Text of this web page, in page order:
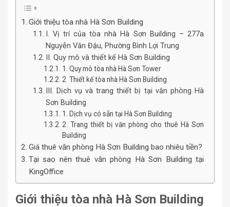
Giới thiệu tòa nhà Hà Sơn Building
I. Vị trí của tòa nhà Hà Sơn Building – 277a
Nguyễn Văn Đậu, Phường Bình Lợi Trung
II. Quy mô và thiết kế Hà Sơn Building
1. Quy mô tòa nhà Hà Sơn Tower
2. Thiết kế tòa nhà Hà Sơn Building
III. Dịch vụ và trang thiết bị tại văn phòng Hà
Sơn Building
1. Dịch vụ có sẵn tại Hà Sơn Building
2. Trang thiết bị văn phòng cho thuê Hà Sơn
Building
Giá thuê văn phòng Hà Sơn Building bao nhiêu tiền?
Tại sao nên thuê văn phòng Hà Sơn Building tại
KingOffice
Giới thiệu tòa nhà Hà Sơn Building